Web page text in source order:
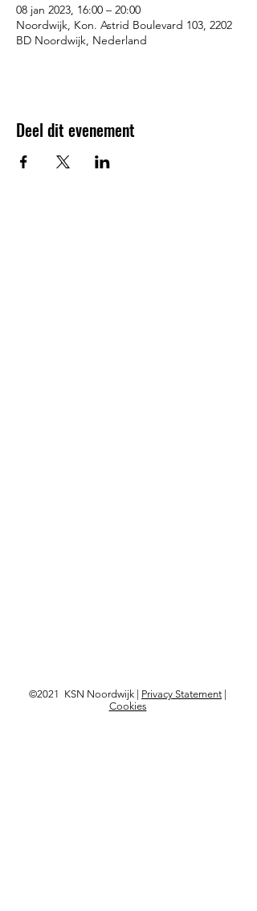
08 jan 2023, 16:00 – 20:00
Noordwijk, Kon. Astrid Boulevard 103, 2202
BD Noordwijk, Nederland
Deel dit evenement
©2021 KSN Noordwijk | Privacy Statement
Cookies